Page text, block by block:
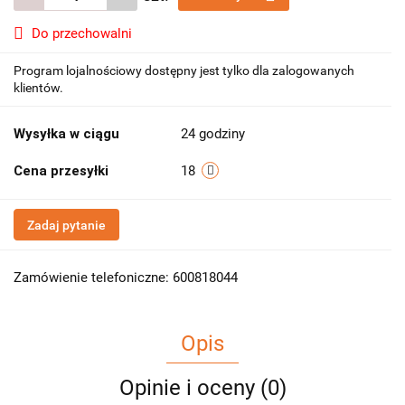
Do przechowalni
Program lojalnościowy dostępny jest tylko dla zalogowanych
klientów.
Wysyłka w ciągu 24 godziny
Cena przesyłki 18
Zadaj pytanie
Zamówienie telefoniczne: 600818044
Opis
Opinie i oceny (0)